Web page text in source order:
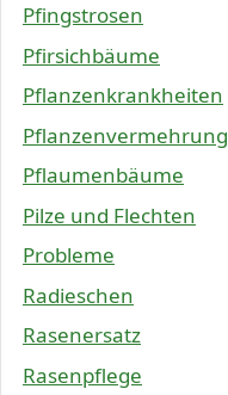
Pfingstrosen
Pfirsichbäume
Pflanzenkrankheiten
Pflanzenvermehrung
Pflaumenbäume
Pilze und Flechten
Probleme
Radieschen
Rasenersatz
Rasenpflege